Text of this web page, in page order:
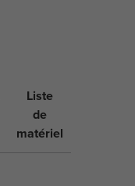
Liste
de
matériel